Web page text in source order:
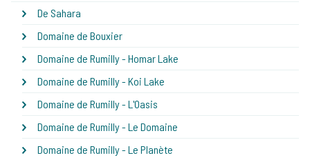
De Sahara
Domaine de Bouxier
Domaine de Rumilly - Homar Lake
Domaine de Rumilly - Koi Lake
Domaine de Rumilly - L'Oasis
Domaine de Rumilly - Le Domaine
Domaine de Rumilly - Le Planète